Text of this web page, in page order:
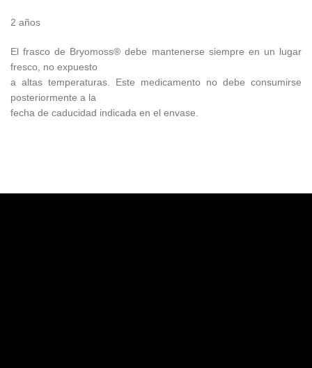
2 años
El frasco de Bryomoss® debe mantenerse siempre en un lugar
fresco, no expuesto
a altas temperaturas. Este medicamento no debe consumirse
posteriormente a la
fecha de caducidad indicada en el envase.